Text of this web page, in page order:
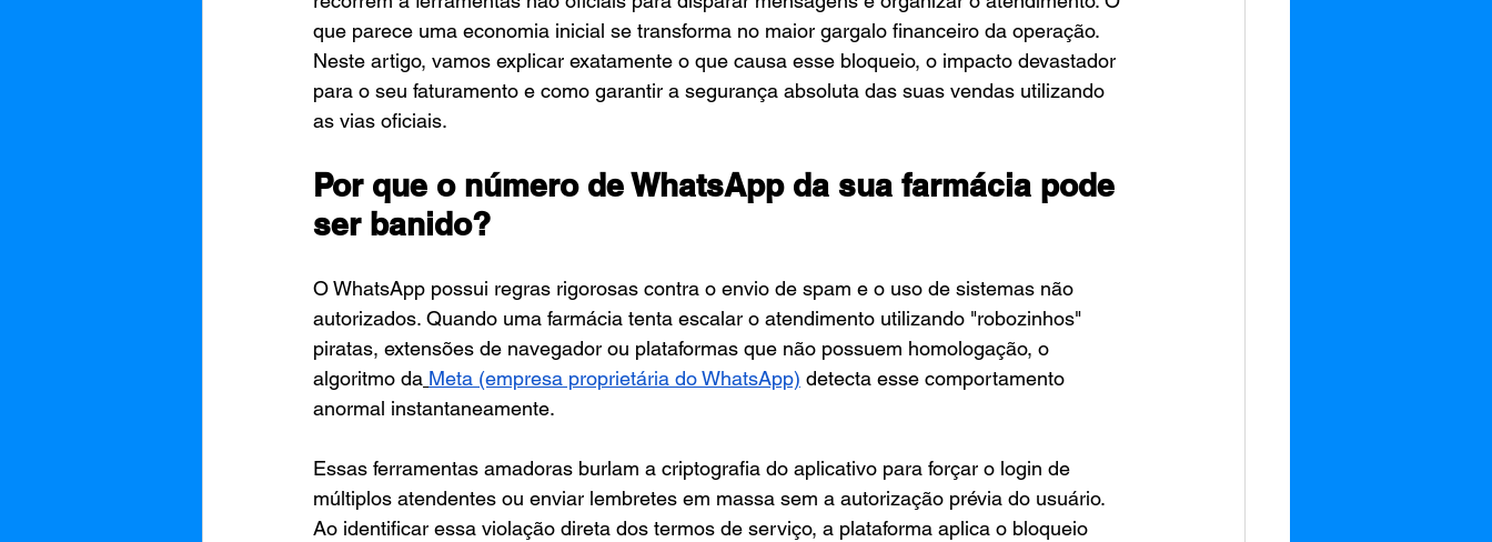
que parece uma economia inicial se transforma no maior gargalo financeiro da operação.
Neste artigo, vamos explicar exatamente o que causa esse bloqueio, o impacto devastador
para o seu faturamento e como garantir a segurança absoluta das suas vendas utilizando
as vias oficiais.
Por que o número de WhatsApp da sua farmácia pode
ser banido?
O WhatsApp possui regras rigorosas contra o envio de spam e o uso de sistemas não
autorizados. Quando uma farmácia tenta escalar o atendimento utilizando "robozinhos"
piratas, extensões de navegador ou plataformas que não possuem homologação, o
algoritmo da Meta (empresa proprietária do WhatsApp) detecta esse comportamento
anormal instantaneamente.
Essas ferramentas amadoras burlam a criptografia do aplicativo para forçar o login de
múltiplos atendentes ou enviar lembretes em massa sem a autorização prévia do usuário.
Ao identificar essa violação direta dos termos de serviço, a plataforma aplica o bloqueio